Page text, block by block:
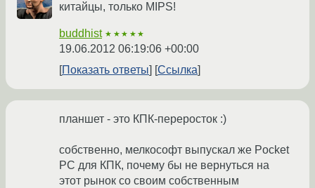
китайцы, только MIPS!
buddhist ★★★★★
19.06.2012 06:19:06 +00:00
Показать ответы
Ссылка
планшет - это КПК-переросток :)
собственно, мелкософт выпускал же Pocket
PC для КПК, почему бы не вернуться на
этот рынок со своим собственным